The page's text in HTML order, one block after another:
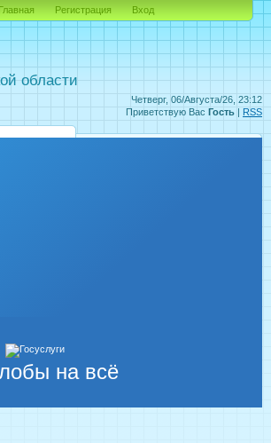
Четверг, 06/Августа/26, 23:12
Приветствую Вас Гость | RSS
области
Главная Регистрация Вход
на всё